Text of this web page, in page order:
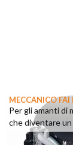
MECCANICO FAI
Per gli amanti di
che diventare un